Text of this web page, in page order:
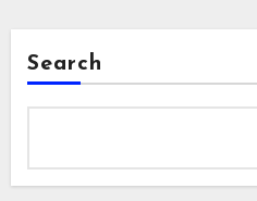
Search